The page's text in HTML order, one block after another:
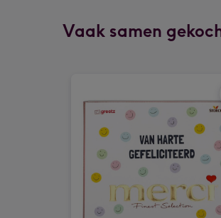
Vaak samen